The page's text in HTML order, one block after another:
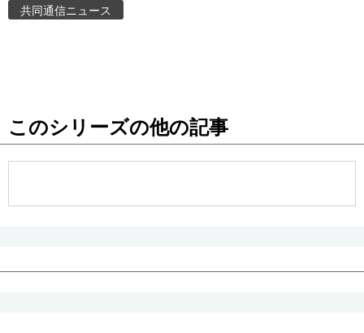
People
共同通信ニュース
このシリーズの他の記事